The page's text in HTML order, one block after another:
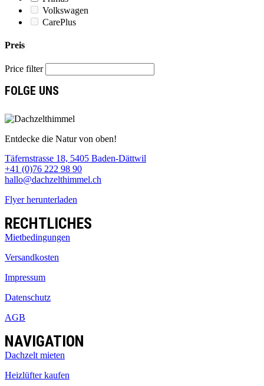
Volkswagen
CarePlus
Preis
Price filter
FOLGE UNS
Entdecke die Natur von oben!
Täfernstrasse 18, 5405 Baden-Dättwil
+41 (0)76 222 98 90
hallo@dachzelthimmel.ch
Flyer herunterladen
RECHTLICHES
Mietbedingungen
Versandkosten
Impressum
Datenschutz
AGB
NAVIGATION
Dachzelt mieten
Heizlüfter kaufen